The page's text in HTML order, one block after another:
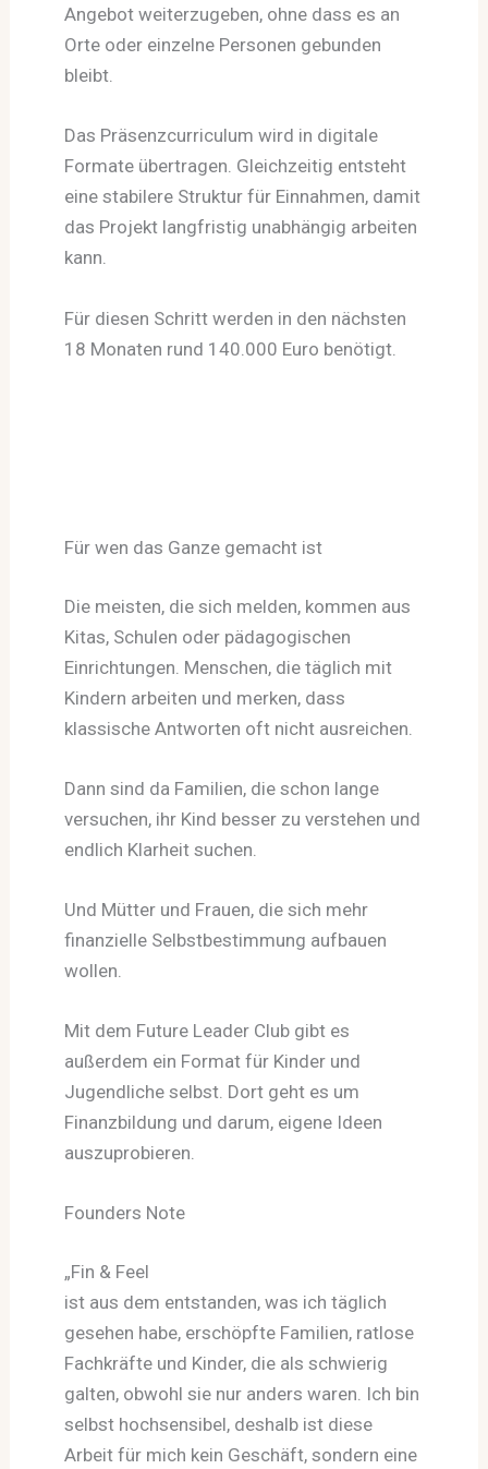
Angebot weiterzugeben, ohne dass es an
Orte oder einzelne Personen gebunden
bleibt.
Das Präsenzcurriculum wird in digitale
Formate übertragen. Gleichzeitig entsteht
eine stabilere Struktur für Einnahmen, damit
das Projekt langfristig unabhängig arbeiten
kann.
Für diesen Schritt werden in den nächsten
18 Monaten rund 140.000 Euro benötigt.
Für wen das Ganze gemacht ist
Die meisten, die sich melden, kommen aus
Kitas, Schulen oder pädagogischen
Einrichtungen. Menschen, die täglich mit
Kindern arbeiten und merken, dass
klassische Antworten oft nicht ausreichen.
Dann sind da Familien, die schon lange
versuchen, ihr Kind besser zu verstehen und
endlich Klarheit suchen.
Und Mütter und Frauen, die sich mehr
finanzielle Selbstbestimmung aufbauen
wollen.
Mit dem Future Leader Club gibt es
außerdem ein Format für Kinder und
Jugendliche selbst. Dort geht es um
Finanzbildung und darum, eigene Ideen
auszuprobieren.
Founders Note
„Fin & Feel
ist aus dem entstanden, was ich täglich
gesehen habe, erschöpfte Familien, ratlose
Fachkräfte und Kinder, die als schwierig
galten, obwohl sie nur anders waren. Ich bin
selbst hochsensibel, deshalb ist diese
Arbeit für mich kein Geschäft, sondern eine